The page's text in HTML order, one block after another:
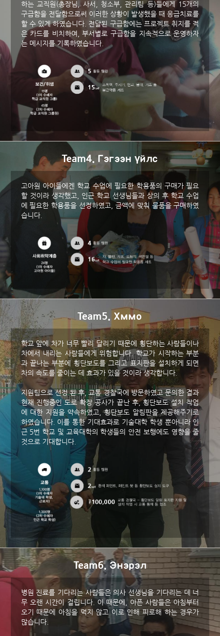
하는 교직원(총장님, 사서, 청소부, 관리팀 등)들에게 15개의
구급함을 전달함으로써 이러한 상황이 발생했을 때 응급치료를
할 수 있게 하였습니다. 전달된 구급함에는 프로젝트 취지를 적
은 카드를 비치하여, 부서별로 구급함을 지속적으로 운영하자
는 메시지를 기록하였습니다.
Team4. Гэгээн үйлс
고아원 아이들에겐 학교 수업에 필요한 학용품의 구매가 필요
할 것이라 생각했고, 인근 학교 선생님들과 상의 후 학교 수업
에 필요한 학용품을 선정하였고, 금액에 맞춰 물품을 구매하였
습니다.
Team5. Хммо
학교 앞에 차가 너무 빨리 달리기 때문에 횡단하는 사람들이나
차에서 내리는 사람들에게 위험합니다. 학교가 시작하는 부분
과 끝나는 부분에 횡단보도를 그리고 표지판을 설치하게 되면
차의 속도를 줄이는 데 효과가 있을 것이라 생각합니다.
지원팀으로 선정 된 후, 교통 경찰국에 방문하였고 문의한 결과
현재 진행중인 도로 확장 공사가 끝난 후, 횡단보도 설치 작업
에 대한 지원을 약속하였고, 횡단보도 알림판을 제공해주기로
하였습니다. 이를 통한 기대효과로 기술대학 학생 뿐아니라 인
근 5번 학교 및 교육대학의 학생들의 안전 보행에도 영향을 줄
것으로 기대합니다.
Team6. Энэрэл
병원 진료를 기다리는 사람들은 의사 선생님을 기다리는 데 너
무 오랜 시간이 걸립니다. 이 때문에, 아픈 사람들은 아침부터
오기 때문에 아침을 먹지 않고 이로 인해 피로해 하는 경우가
많습니다.